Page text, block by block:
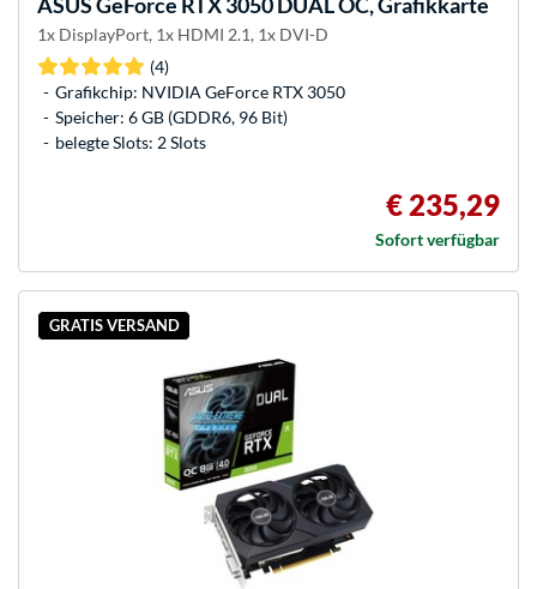
1x DisplayPort, 1x HDMI 2.1, 1x DVI-D
(4)
Grafikchip: NVIDIA GeForce RTX 3050
Speicher: 6 GB (GDDR6, 96 Bit)
belegte Slots: 2 Slots
€ 235,29
Sofort verfügbar
GRATIS VERSAND